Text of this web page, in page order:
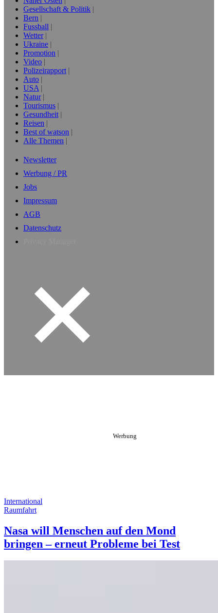
Gesellschaft & Politik
Bern
Fussball
Wetter
Ukraine
Promotion
Video
Polizeirapport
Auto
USA
Natur
Tourismus
Gesundheit
Reisen
Best of watson
Alle Themen
Newsletter
Werbung / PR
Jobs
Impressum
AGB
Datenschutz
International
Raumfahrt
Nasa will Menschen auf den Mond
bringen – erneut Probleme bei Test